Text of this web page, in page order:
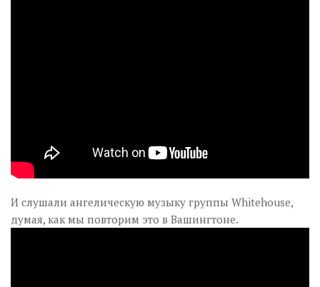
И слушали ангелическую музыку группы Whitehouse,
думая, как мы повторим это в Вашингтоне.